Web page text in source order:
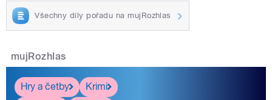
Všechny díly pořadu na mujRozhlas
mujRozhlas
Hry a četby
Krimi